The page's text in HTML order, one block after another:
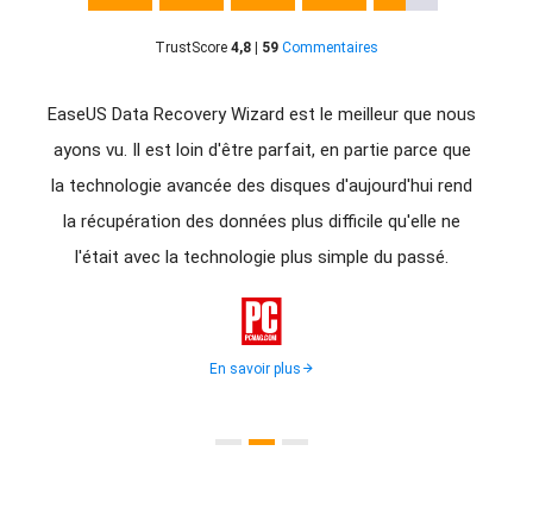
TrustScore 4,8 | 59 Commentaires
EaseUS Data Recovery Wizard est le meilleur que nous
ayons vu. Il est loin d'être parfait, en partie parce que
la technologie avancée des disques d'aujourd'hui rend
la récupération des données plus difficile qu'elle ne
l'était avec la technologie plus simple du passé.

En savoir plus